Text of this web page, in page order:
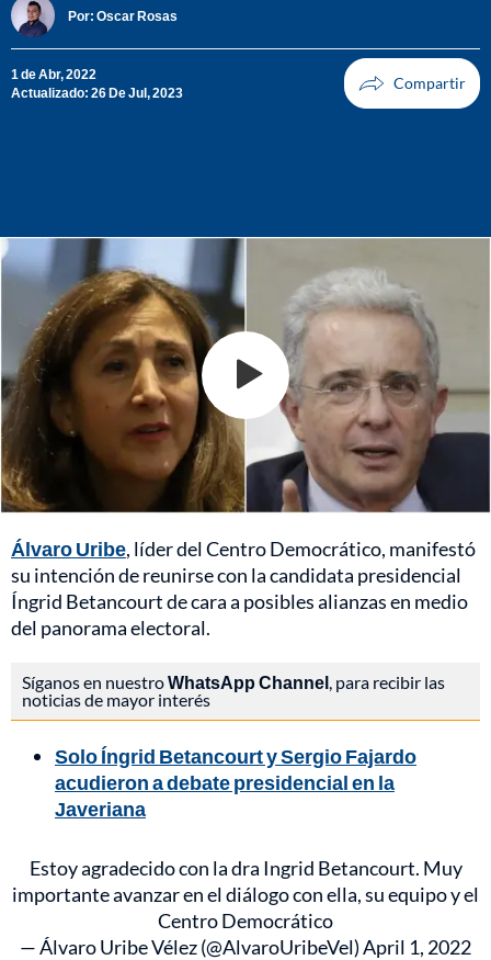
Por: Oscar Rosas
1 de Abr, 2022
Actualizado: 26 De Jul, 2023
Álvaro Uribe, líder del Centro Democrático, manifestó
su intención de reunirse con la candidata presidencial
Íngrid Betancourt de cara a posibles alianzas en medio
del panorama electoral.
Síganos en nuestroWhatsApp Channel , para recibir las
noticias de mayor interés
Solo Íngrid Betancourt y Sergio Fajardo
acudieron a debate presidencial en la
Javeriana
Estoy agradecido con la dra Ingrid Betancourt. Muy
importante avanzar en el diálogo con ella, su equipo y el
Centro Democrático
— Álvaro Uribe Vélez (@AlvaroUribeVel)April 1, 2022